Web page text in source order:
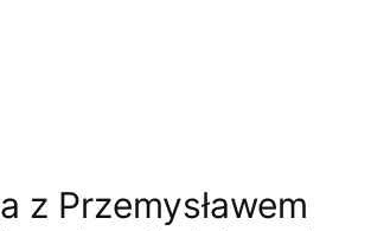
z Przemysławem